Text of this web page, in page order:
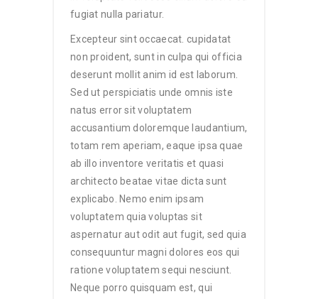
fugiat nulla pariatur.
Excepteur sint occaecat. cupidatat
non proident, sunt in culpa qui officia
deserunt mollit anim id est laborum.
Sed ut perspiciatis unde omnis iste
natus error sit voluptatem
accusantium doloremque laudantium,
totam rem aperiam, eaque ipsa quae
ab illo inventore veritatis et quasi
architecto beatae vitae dicta sunt
explicabo. Nemo enim ipsam
voluptatem quia voluptas sit
aspernatur aut odit aut fugit, sed quia
consequuntur magni dolores eos qui
ratione voluptatem sequi nesciunt.
Neque porro quisquam est, qui